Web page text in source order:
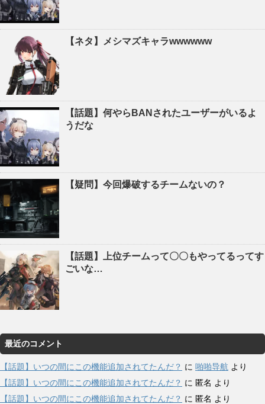
【ネタ】メシマズキャラwwwwww
【話題】何やらBANされたユーザーがいるよ
うだな
【疑問】今回爆破するチームないの？
【話題】上位チームって〇〇もやってるってす
ごいな…
最近のコメント
【話題】いつの間にこの機能追加されてたんだ？ に 啪啪导航 より
【話題】いつの間にこの機能追加されてたんだ？ に 匿名 より
【話題】いつの間にこの機能追加されてたんだ？ に 匿名 より